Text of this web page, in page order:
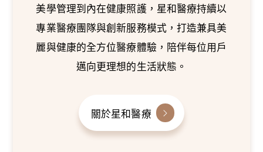
美學管理到內在健康照護，星和醫療持續以
專業醫療團隊與創新服務模式，打造兼具美
麗與健康的全方位醫療體驗，陪伴每位用戶
邁向更理想的生活狀態。
關於星和醫療